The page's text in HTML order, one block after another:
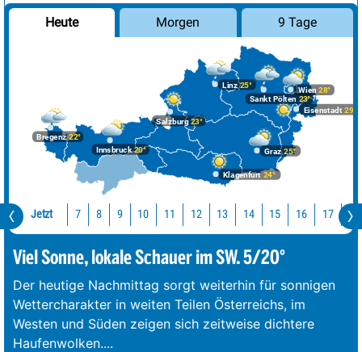
Heute Morgen 9 Tage
Bregenz22°
Graz25°
Innsbruck20°
Klagenfurt 24°
Linz25°
Salzburg23°
Wien 28°
Eisenstadt 29°
Sankt Pölten 23°
Jetzt 7 8 9 10 11 12 13 14 15 16 17 18
Viel Sonne, lokale Schauer im SW. 5/20°
Der heutige Nachmittag sorgt weiterhin für sonnigen
Wettercharakter in weiten Teilen Österreichs, im
Westen und Süden zeigen sich zeitweise dichtere
Haufenwolken....